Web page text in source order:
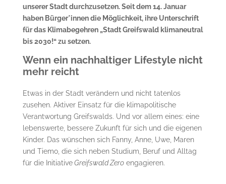
unserer Stadt durchzusetzen. Seit dem 14. Januar
haben Bürger*innen die Möglichkeit, ihre Unterschrift
für das Klimabegehren „Stadt Greifswald klimaneutral
bis 2030!“ zu setzen.
Wenn ein nachhaltiger Lifestyle nicht
mehr reicht
Etwas in der Stadt verändern und nicht tatenlos
zusehen. Aktiver Einsatz für die klimapolitische
Verantwortung Greifswalds. Und vor allem eines: eine
lebenswerte, bessere Zukunft für sich und die eigenen
Kinder. Das wünschen sich Fanny, Anne, Uwe, Maren
und Tiemo, die sich neben Studium, Beruf und Alltag
für die InitiativeGreifswald Zeroengagieren.